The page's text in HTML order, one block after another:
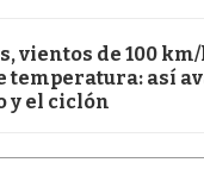
vientos de 100
temperatura: así
y el ciclón